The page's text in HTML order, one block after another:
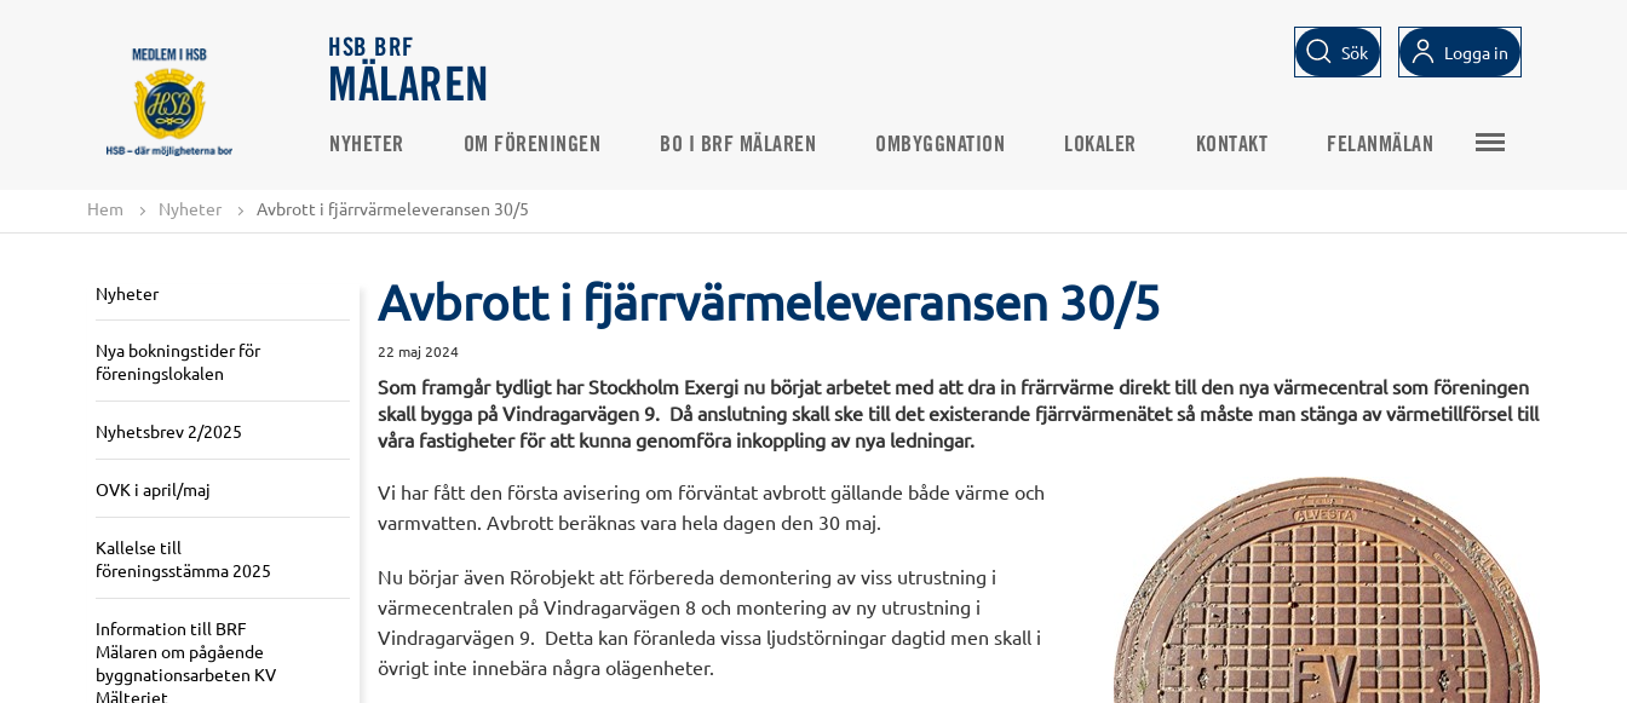
HSB BRF
MÄLAREN
Sök Logga in
NYHETER OM FÖRENINGEN BO I BRF MÄLAREN OMBYGGNATION LOKALER KONTAKT FELANMÄLAN
Hem Nyheter Avbrott i fjärrvärmeleveransen 30/5
Nyheter
Nya bokningstider för
föreningslokalen
Nyhetsbrev 2/2025
OVK i april/maj
Kallelse till
föreningsstämma 2025
Information till BRF
Mälaren om pågående
byggnationsarbeten KV
Mälteriet
Avbrott i fjärrvärmeleveransen 30/5
22 maj 2024
Som framgår tydligt har Stockholm Exergi nu börjat arbetet med att dra in frärrvärme direkt till den nya värmecentral som föreningen
skall bygga på Vindragarvägen 9. Då anslutning skall ske till det existerande fjärrvärmenätet så måste man stänga av värmetillförsel till
våra fastigheter för att kunna genomföra inkoppling av nya ledningar.
Vi har fått den första avisering om förväntat avbrott gällande både värme och
varmvatten. Avbrott beräknas vara hela dagen den 30 maj.
Nu börjar även Rörobjekt att förbereda demontering av viss utrustning i
värmecentralen på Vindragarvägen 8 och montering av ny utrustning i
Vindragarvägen 9. Detta kan föranleda vissa ljudstörningar dagtid men skall i
övrigt inte innebära några olägenheter.